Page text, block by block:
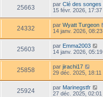
25663 par Clé des songes
15 févr. 2026, 17:37
24332 par Wyatt Turgeon
14 janv. 2026, 08:23
25603 par Emma2003
14 janv. 2026, 05:19
25858 par jirachi17
29 déc. 2025, 18:11
25924 par Marinegstfr
27 déc. 2025, 02:01